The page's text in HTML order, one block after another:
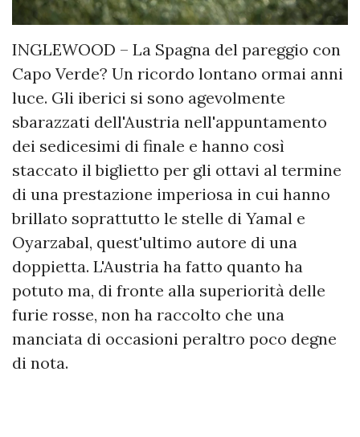
INGLEWOOD – La Spagna del pareggio con
Capo Verde? Un ricordo lontano ormai anni
luce. Gli iberici si sono agevolmente
sbarazzati dell'Austria nell'appuntamento
dei sedicesimi di finale e hanno così
staccato il biglietto per gli ottavi al termine
di una prestazione imperiosa in cui hanno
brillato soprattutto le stelle di Yamal e
Oyarzabal, quest'ultimo autore di una
doppietta. L'Austria ha fatto quanto ha
potuto ma, di fronte alla superiorità delle
furie rosse, non ha raccolto che una
manciata di occasioni peraltro poco degne
di nota.